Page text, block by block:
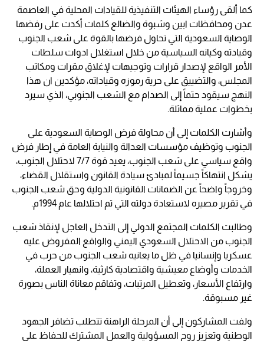
كما ألقى رؤساء الهيئات التنفيذية للقيادات المحلية في العاصمة
عدن ومحافظات ابين وشبوة والضالع كلمات أكدت على رفضها
الوصاية السعودية التي تحاول فرضها بالقوة على شعب الجنوب
وقيادته وكيانه السياسية من خلال استغلال ادوات سلطات
الأمر الواقع لإصدار قرارات وتوجيهات لإغلاق مقرات ومكاتب
المجلس، والتضييق على حرية رموزه وقياداته، مؤكدين ان هذا
النهج سيقود حتماً إلى الصدام مع الشعب الجنوبي، الذي سيرد
بخطوات عملية مماثلة.
وأشارت الكلمات إلى أن محاولة فرض الوصاية السعودية على
الجنوب وتوظيف مؤسسات العدالة والنيابة العامة في إطار فرض
واقع سياسي على شعب الجنوب، يعيد قوة 7/7 لاحتلال الجنوب،
يشكل انتهاكاً جسيماً لمبادئ سيادة القانون واستقلال القضاء،
وخروجاً واضحاً عن الضمانات القانونية الدولية وحق شعب الجنوب
في تقرير مصيره لاستعادة دولته التي تم احتلالها عام 1994م.
وطالبت الكلمات المجتمع الدولي إلى التدخل العاجل لإنقاذ شعب
الجنوب من الاحتلال السعودي اليمني والواقع المفروض عليه
عسكريا وإنسانيا في ظل ما يعانيه شعب الجنوب من حرب في
الخدمات وأوضاع معيشية واقتصادية كارثية، وانهيار العملة،
وارتفاع الأسعار، وتعطيل المرتبات، وتفاقم معاناة الناس بصورة
غير مسبوقة.
ولفت المشاركون إلى أن المرحلة الراهنة تتطلب تضافر الجهود
الوطنية وتعزيز روح المسؤولية والعمل المشترك للحفاظ على